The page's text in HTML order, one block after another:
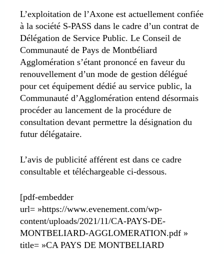
L’exploitation de l’Axone est actuellement confiée
à la société S-PASS dans le cadre d’un contrat de
Délégation de Service Public. Le Conseil de
Communauté de Pays de Montbéliard
Agglomération s’étant prononcé en faveur du
renouvellement d’un mode de gestion délégué
pour cet équipement dédié au service public, la
Communauté d’Agglomération entend désormais
procéder au lancement de la procédure de
consultation devant permettre la désignation du
futur délégataire.
L’avis de publicité afférent est dans ce cadre
consultable et téléchargeable ci-dessous.
[pdf-embedder
url= »https://www.evenement.com/wp-
content/uploads/2021/11/CA-PAYS-DE-
MONTBELIARD-AGGLOMERATION.pdf »
title= »CA PAYS DE MONTBELIARD